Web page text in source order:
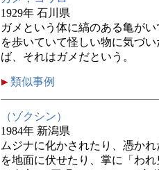
1929年 石川県
ガメという体に縞のある亀が
を歩いていて怪しい物に気づ
ば、それはガメだという。
類似事例
（ゾクシン）
1984年 新潟県
ムジナに化かされたり、憑か
を地面に伏せたり、掌に「わ